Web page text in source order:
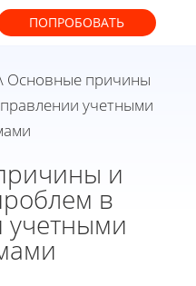
ПОПРОБОВАТЬ
Основные причины
учетными
и
в
учетными